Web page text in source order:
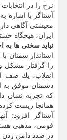
نرخ را در
آشناگر با اشاره
معیشتی آگاهی
ایران، هیچگاه
نباید سختی ها
استاندار سمنان
را گرفتار مشكل
انقلاب، یك صف
دشمنان موفق به
كه تجربه نشان
همانجا زیست
آشناگر افزود:
قومی، مذهبی
در صدد دامن زدن